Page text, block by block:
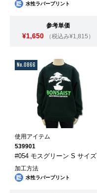
水性ラバープリント
参考単価
¥1,650 （税込み¥1,815）
No.0866
使用アイテム
539901
#054 モスグリーン S サイズ
加工方法
水性ラバープリント